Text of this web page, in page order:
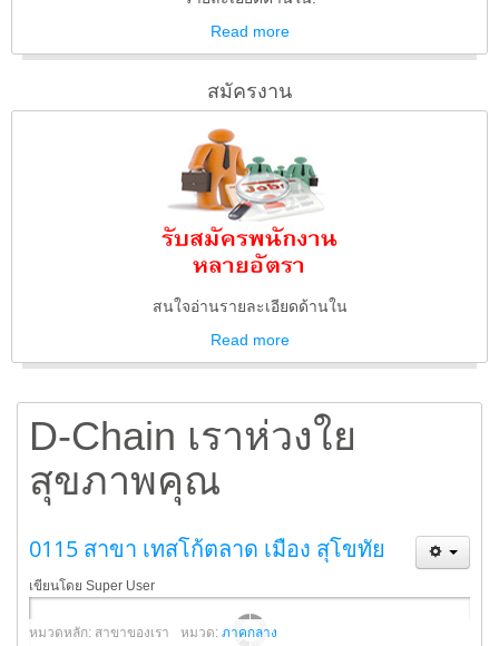
Read more
สมัครงาน
สนใจอ่านรายละเอียดด้านใน
Read more
D-Chain เราห่วงใย
สุขภาพคุณ
0115 สาขา เทสโก้ตลาด เมือง สุโขทัย
เขียนโดย Super User
หมวดหลัก: สาขาของเรา หมวด: ภาคกลาง